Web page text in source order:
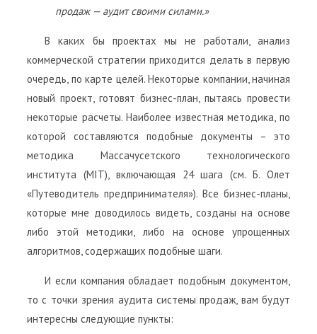
продаж — аудит своими силами.»
В каких бы проектах мы не работали, анализ
коммерческой стратегии приходится делать в первую
очередь, по карте целей. Некоторые компании, начиная
новый проект, готовят бизнес-план, пытаясь провести
некоторые расчеты. Наиболее известная методика, по
которой составляются подобные документы – это
методика Массачусетского технологического
института (MIT), включающая 24 шага (см. Б. Олет
«Путеводитель предпринимателя»). Все бизнес-планы,
которые мне доводилось видеть, созданы на основе
либо этой методики, либо на основе упрощенных
алгоритмов, содержащих подобные шаги.
И если компания обладает подобным документом,
то с точки зрения аудита системы продаж, вам будут
интересны следующие пункты: